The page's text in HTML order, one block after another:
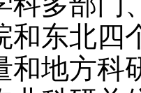
和东北四
和地方科